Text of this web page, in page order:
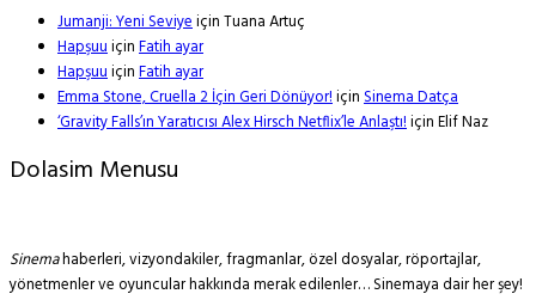
Jumanji: Yeni SeviyeiçinTuana Artuç
HapşuuiçinFatih ayar
HapşuuiçinFatih ayar
Emma Stone, Cruella 2 İçin Geri Dönüyor!içinSinema Datça
‘Gravity Falls’ın Yaratıcısı Alex Hirsch Netflix’le Anlaştı!içinElif Naz
Dolasim Menusu
Sinemahaberleri, vizyondakiler, fragmanlar, özel dosyalar, röportajlar,
yönetmenler ve oyuncular hakkında merak edilenler… Sinemaya dair her şey!